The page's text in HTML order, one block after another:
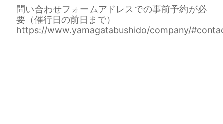
問い合わせフォームアドレスでの事前予約が必
要（催行日の前日まで）
https://www.yamagatabushido/company/